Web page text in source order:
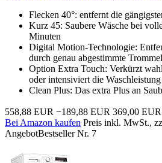
Flecken 40°: entfernt die
Kurz 45: Saubere Wäsche bei
Minuten
Digital Motion-Technologie:
durch genau abgestimmte
Option Extra Touch: Verkürzt
oder intensiviert die Waschleistung
Clean Plus: Das extra Plus an
558,88 EUR −189,88 EUR 369,00 EUR
Bei Amazon kaufen Preis inkl. MwSt.,
AngebotBestseller Nr. 7